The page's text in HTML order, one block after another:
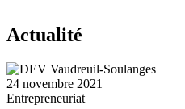
Actualité
24 novembre 2021
Entrepreneuriat